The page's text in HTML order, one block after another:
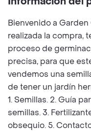
Bienvenido a Garden
realizada la compra,
proceso de
precisa, para que
vendemos una
de tener un jardín
1. Semillas. 2. Guía
semillas. 3.
obsequio. 5.